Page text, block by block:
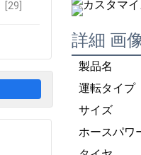
[29]
詳細 画
製品名
運転タイプ
サイズ
ホースパワ